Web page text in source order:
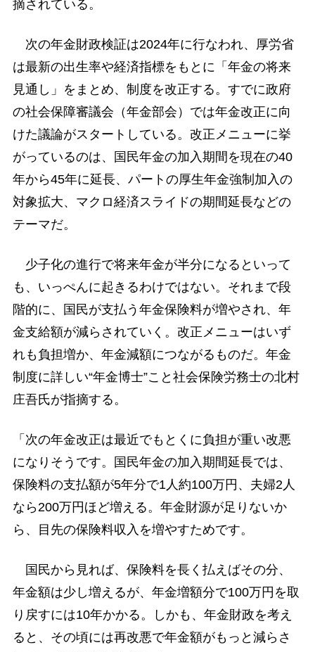
摘されている。
次の年金財政検証は2024年に行なわれ、厚労省
は最新の出生率や経済指標をもとに「年金の将来
見通し」をまとめ、制度を改正する。すでに政府
の社会保障審議会（年金部会）では年金改正に向
けた議論がスタートしている。改正メニューに挙
がっているのは、国民年金の加入期間を現在の40
年から45年に延長、パートの厚生年金強制加入の
対象拡大、マクロ経済スライドの期間延長などの
テーマだ。
少子化の進行で将来年金が半分になるといって
も、いっぺんに起きるわけではない。それまで段
階的に、国民が支払う年金保険料が増やされ、年
金支給額が減らされていく。改正メニューはいず
れも負担増か、年金減額につながるものだ。年金
制度に詳しい“年金博士”こと社会保険労務士の北村
庄吾氏が指摘する。
「次の年金改正は最近でもとくに負担が重い改悪
になりそうです。国民年金の加入期間延長では、
保険料の支払額が5年分で1人約100万円、夫婦2人
なら200万円ほど増える。年金財源が足りないか
ら、目先の保険料収入を増やすためです。
国民から見れば、保険料を長く払えばその分、
年金額は少し増えるが、年金増額分で100万円を取
り戻すには10年かかる。しかも、年金財政を考え
ると、その頃には再改悪で年金額がもっと減らさ